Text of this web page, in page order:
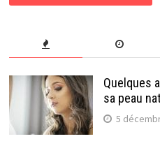
Quelques
sa peau
5